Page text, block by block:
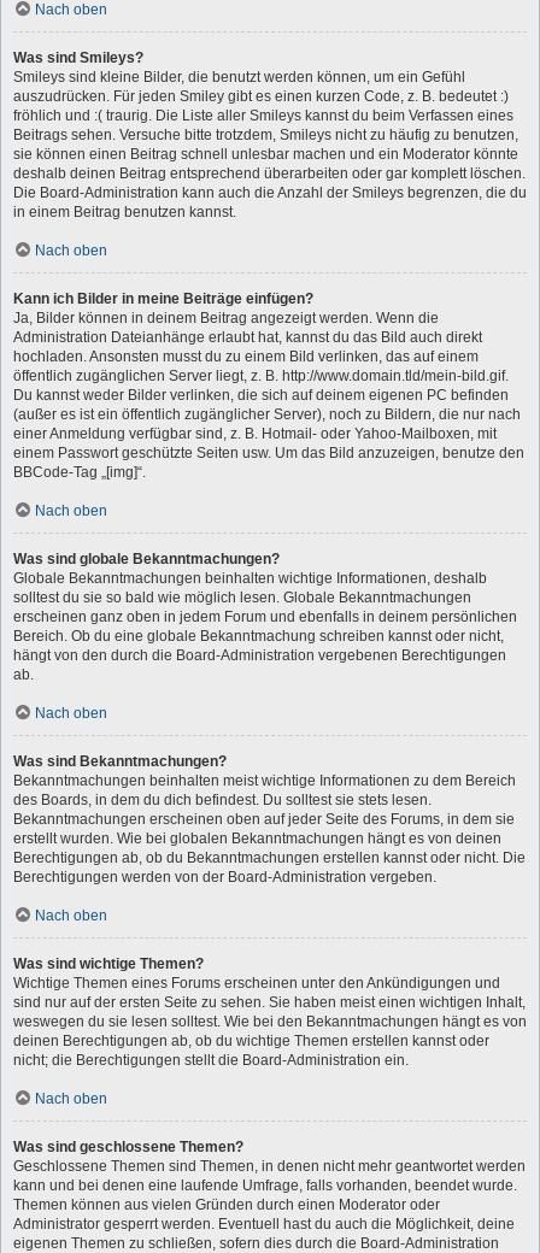
Nach oben
Was sind Smileys?
Smileys sind kleine Bilder, die benutzt werden können, um ein Gefühl
auszudrücken. Für jeden Smiley gibt es einen kurzen Code, z. B. bedeutet :)
fröhlich und :( traurig. Die Liste aller Smileys kannst du beim Verfassen eines
Beitrags sehen. Versuche bitte trotzdem, Smileys nicht zu häufig zu benutzen,
sie können einen Beitrag schnell unlesbar machen und ein Moderator könnte
deshalb deinen Beitrag entsprechend überarbeiten oder gar komplett löschen.
Die Board-Administration kann auch die Anzahl der Smileys begrenzen, die du
in einem Beitrag benutzen kannst.
Nach oben
Kann ich Bilder in meine Beiträge einfügen?
Ja, Bilder können in deinem Beitrag angezeigt werden. Wenn die
Administration Dateianhänge erlaubt hat, kannst du das Bild auch direkt
hochladen. Ansonsten musst du zu einem Bild verlinken, das auf einem
öffentlich zugänglichen Server liegt, z. B. http://www.domain.tld/mein-bild.gif.
Du kannst weder Bilder verlinken, die sich auf deinem eigenen PC befinden
(außer es ist ein öffentlich zugänglicher Server), noch zu Bildern, die nur nach
einer Anmeldung verfügbar sind, z. B. Hotmail- oder Yahoo-Mailboxen, mit
einem Passwort geschützte Seiten usw. Um das Bild anzuzeigen, benutze den
BBCode-Tag „[img]“.
Nach oben
Was sind globale Bekanntmachungen?
Globale Bekanntmachungen beinhalten wichtige Informationen, deshalb
solltest du sie so bald wie möglich lesen. Globale Bekanntmachungen
erscheinen ganz oben in jedem Forum und ebenfalls in deinem persönlichen
Bereich. Ob du eine globale Bekanntmachung schreiben kannst oder nicht,
hängt von den durch die Board-Administration vergebenen Berechtigungen
ab.
Nach oben
Was sind Bekanntmachungen?
Bekanntmachungen beinhalten meist wichtige Informationen zu dem Bereich
des Boards, in dem du dich befindest. Du solltest sie stets lesen.
Bekanntmachungen erscheinen oben auf jeder Seite des Forums, in dem sie
erstellt wurden. Wie bei globalen Bekanntmachungen hängt es von deinen
Berechtigungen ab, ob du Bekanntmachungen erstellen kannst oder nicht. Die
Berechtigungen werden von der Board-Administration vergeben.
Nach oben
Was sind wichtige Themen?
Wichtige Themen eines Forums erscheinen unter den Ankündigungen und
sind nur auf der ersten Seite zu sehen. Sie haben meist einen wichtigen Inhalt,
weswegen du sie lesen solltest. Wie bei den Bekanntmachungen hängt es von
deinen Berechtigungen ab, ob du wichtige Themen erstellen kannst oder
nicht; die Berechtigungen stellt die Board-Administration ein.
Nach oben
Was sind geschlossene Themen?
Geschlossene Themen sind Themen, in denen nicht mehr geantwortet werden
kann und bei denen eine laufende Umfrage, falls vorhanden, beendet wurde.
Themen können aus vielen Gründen durch einen Moderator oder
Administrator gesperrt werden. Eventuell hast du auch die Möglichkeit, deine
eigenen Themen zu schließen, sofern dies durch die Board-Administration